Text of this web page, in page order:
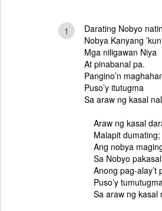
1
Darating Nobyo
Nobya Kanyang
Mga niligawan Niya
At pinabanal pa.
Pangino’n
Puso’y itutugma
Sa araw ng kasal
Araw ng kasal
Malapit dumating;
Ang nobya
Sa Nobyo
Anong pag-alay’t
Puso’y
Sa araw ng kasal